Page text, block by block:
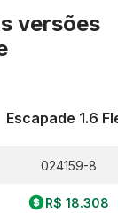
versões
Escapade 1.6
024159-8
R$ 18.308